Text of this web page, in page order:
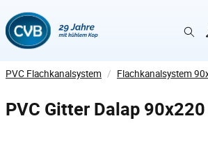
PVC Flachkanalsystem / Flachkanalsystem
PVC Gitter Dalap